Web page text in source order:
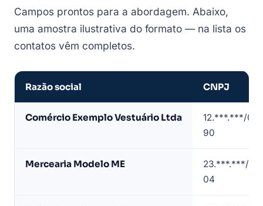
Campos prontos para a abordagem. Abaixo,
uma amostra ilustrativa do formato — na lista os
contatos vêm completos.
empresas
Razão social CNPJ
Comércio Exemplo Vestuário Ltda
12.***.***/
90
Mercearia Modelo ME
23.***.***/
04